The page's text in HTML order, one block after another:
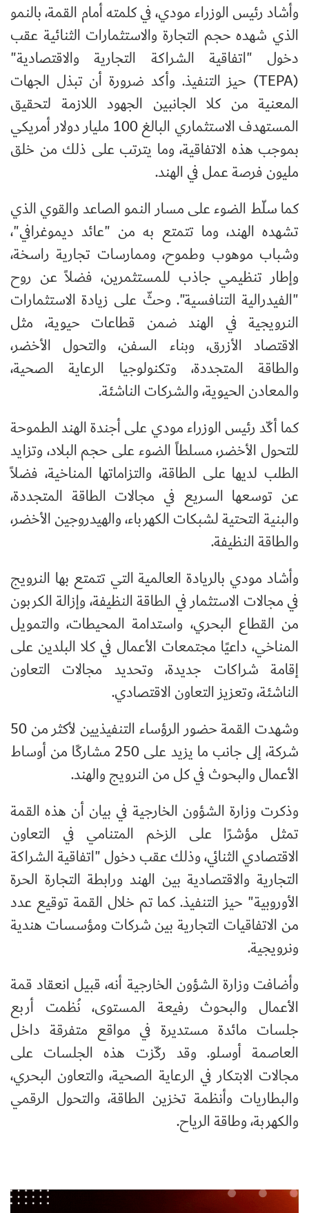
وأشاد رئيس الوزراء مودي، في كلمته أمام القمة، بالنمو
الذي شهده حجم التجارة والاستثمارات الثنائية عقب
دخول "اتفاقية الشراكة التجارية والاقتصادية"
(TEPA) حيز التنفيذ. وأكد ضرورة أن تبذل الجهات
المعنية من كلا الجانبين الجهود اللازمة لتحقيق
المستهدف الاستثماري البالغ 100 مليار دولار أمريكي
بموجب هذه الاتفاقية، وما يترتب على ذلك من خلق
مليون فرصة عمل في الهند.
كما سلّط الضوء على مسار النمو الصاعد والقوي الذي
تشهده الهند، وما تتمتع به من "عائد ديموغرافي"،
وشباب موهوب وطموح، وممارسات تجارية راسخة،
وإطار تنظيمي جاذب للمستثمرين، فضلاً عن روح
"الفيدرالية التنافسية". وحثّ على زيادة الاستثمارات
النرويجية في الهند ضمن قطاعات حيوية، مثل
الاقتصاد الأزرق، وبناء السفن، والتحول الأخضر،
والطاقة المتجددة، وتكنولوجيا الرعاية الصحية،
والمعادن الحيوية، والشركات الناشئة.
كما أكّد رئيس الوزراء مودي على أجندة الهند الطموحة
للتحول الأخضر، مسلطاً الضوء على حجم البلاد، وتزايد
الطلب لديها على الطاقة، والتزاماتها المناخية، فضلاً
عن توسعها السريع في مجالات الطاقة المتجددة،
والبنية التحتية لشبكات الكهرباء، والهيدروجين الأخضر،
والطاقة النظيفة.
وأشاد مودي بالريادة العالمية التي تتمتع بها النرويج
في مجالات الاستثمار في الطاقة النظيفة، وإزالة الكربون
من القطاع البحري، واستدامة المحيطات، والتمويل
المناخي، داعيًا مجتمعات الأعمال في كلا البلدين على
إقامة شراكات جديدة، وتحديد مجالات التعاون
الناشئة، وتعزيز التعاون الاقتصادي.
وشهدت القمة حضور الرؤساء التنفيذيين لأكثر من 50
شركة، إلى جانب ما يزيد على 250 مشاركًا من أوساط
الأعمال والبحوث في كل من النرويج والهند.
وذكرت وزارة الشؤون الخارجية في بيان أن هذه القمة
تمثل مؤشرًا على الزخم المتنامي في التعاون
الاقتصادي الثنائي، وذلك عقب دخول "اتفاقية الشراكة
التجارية والاقتصادية بين الهند ورابطة التجارة الحرة
الأوروبية" حيز التنفيذ. كما تم خلال القمة توقيع عدد
من الاتفاقيات التجارية بين شركات ومؤسسات هندية
ونرويجية.
وأضافت وزارة الشؤون الخارجية أنه، قبيل انعقاد قمة
الأعمال والبحوث رفيعة المستوى، نُظمت أربع
جلسات مائدة مستديرة في مواقع متفرقة داخل
العاصمة أوسلو. وقد ركّزت هذه الجلسات على
مجالات الابتكار في الرعاية الصحية، والتعاون البحري،
والبطاريات وأنظمة تخزين الطاقة، والتحول الرقمي
والكهربة، وطاقة الرياح.